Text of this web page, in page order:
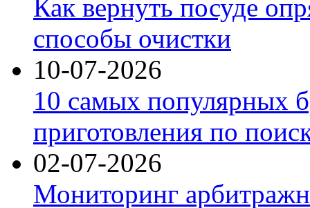
Как вернуть посуде
способы очистки
10-07-2026
10 самых популярных
приготовления по
02-07-2026
Мониторинг